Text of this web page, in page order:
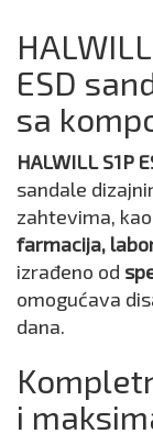
ESD
sa
HALWILL S1P
sandale
zahtevima,
farmacija,
izrađeno od
omogućava
dana.
i